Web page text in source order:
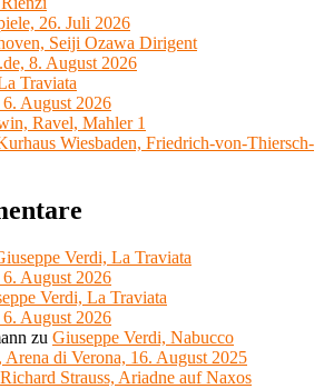
26. Juli 2026
Seiji Ozawa Dirigent
8. August 2026
Traviata
August 2026
Ravel, Mahler 1
Wiesbaden, Friedrich-von-Thiersch-
Verdi, La Traviata
August 2026
Verdi, La Traviata
August 2026
zu Giuseppe Verdi, Nabucco
Arena di Verona, 16. August 2025
Richard Strauss, Ariadne auf Naxos